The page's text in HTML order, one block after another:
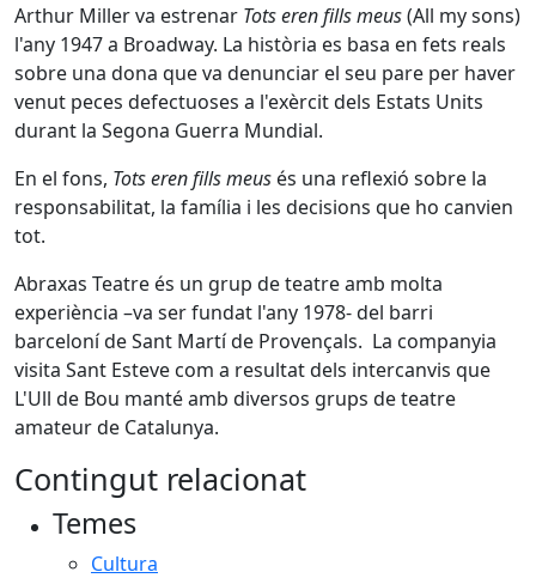
Arthur Miller va estrenar Tots eren fills meus(All my sons)
l'any 1947 a Broadway. La història es basa en fets reals
sobre una dona que va denunciar el seu pare per haver
venut peces defectuoses a l'exèrcit dels Estats Units
durant la Segona Guerra Mundial.
En el fons, Tots eren fills meus és una reflexió sobre la
responsabilitat, la família i les decisions que ho canvien
tot.
Abraxas Teatre és un grup de teatre amb molta
experiència –va ser fundat l'any 1978- del barri
barceloní de Sant Martí de Provençals. La companyia
visita Sant Esteve com a resultat dels intercanvis que
L'Ull de Bou manté amb diversos grups de teatre
amateur de Catalunya.
Contingut relacionat
Temes
Cultura